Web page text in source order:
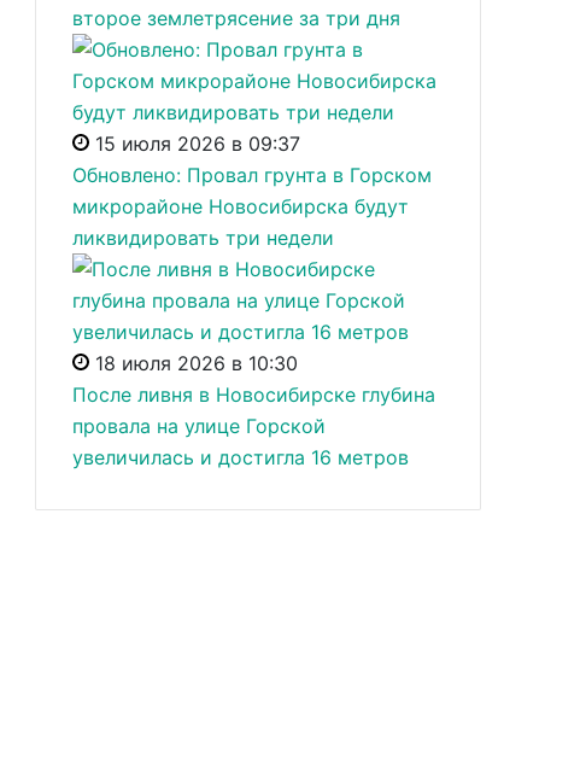
второе землетрясение за три дня
15 июля 2026 в 09:37
Обновлено: Провал грунта в Горском
микрорайоне Новосибирска будут
ликвидировать три недели
18 июля 2026 в 10:30
После ливня в Новосибирске глубина
провала на улице Горской
увеличилась и достигла 16 метров